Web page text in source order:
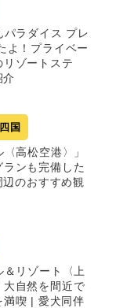
パラダイス プレ
よ！プライベー
リゾートステ
国
高松空港〉」
ンも完備した
のおすすめ観
＆リゾート〈上
大自然を間近で
満喫 | 愛犬同伴